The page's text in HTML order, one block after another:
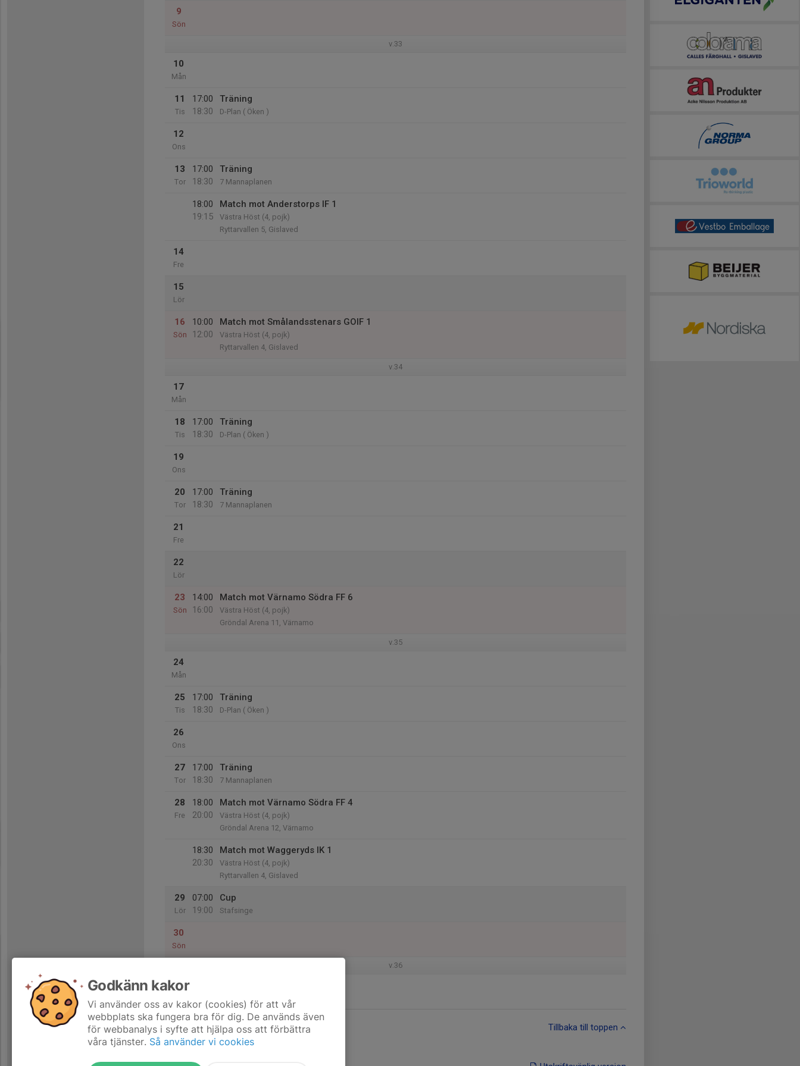
9
Sön
v.33
10
Mån
11
Tis
17:00
18:30
Träning
D-Plan ( Öken )
12
Ons
13
Tor
17:00
18:30
Träning
7 Mannaplanen
18:00
19:15
Match mot Anderstorps IF 1
Västra Höst (4, pojk)
Ryttarvallen 5, Gislaved
14
Fre
15
Lör
16
Sön
10:00
12:00
Match mot Smålandsstenars GOIF 1
Västra Höst (4, pojk)
Ryttarvallen 4, Gislaved
v.34
17
Mån
18
Tis
17:00
18:30
Träning
D-Plan ( Öken )
19
Ons
20
Tor
17:00
18:30
Träning
7 Mannaplanen
21
Fre
22
Lör
23
Sön
14:00
16:00
Match mot Värnamo Södra FF 6
Västra Höst (4, pojk)
Gröndal Arena 11, Värnamo
v.35
24
Mån
25
Tis
17:00
18:30
Träning
D-Plan ( Öken )
26
Ons
27
Tor
17:00
18:30
Träning
7 Mannaplanen
28
Fre
18:00
20:00
Match mot Värnamo Södra FF 4
Västra Höst (4, pojk)
Gröndal Arena 12, Värnamo
18:30
20:30
Match mot Waggeryds IK 1
Västra Höst (4, pojk)
Ryttarvallen 4, Gislaved
29
Lör
07:00
19:00
Cup
Stafsinge
30
Sön
v.36
31
Tillbaka till toppen
Godkänn kakor
Vi använder oss av kakor (cookies) för att vår
webbplats ska fungera bra för dig. De används även
för webbanalys i syfte att hjälpa oss att förbättra
våra tjänster. Så använder vi cookies